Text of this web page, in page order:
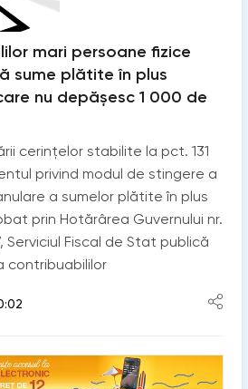
mari persoane fizice
sume plătite în plus
nu depășesc 1 000 de
cerințelor stabilite la pct. 131
privind modul de stingere a
a sumelor plătite în plus
prin Hotărârea Guvernului nr.
Serviciul Fiscal de Stat publică
contribuabililor